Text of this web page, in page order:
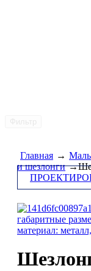
Главная →
и шезлонги